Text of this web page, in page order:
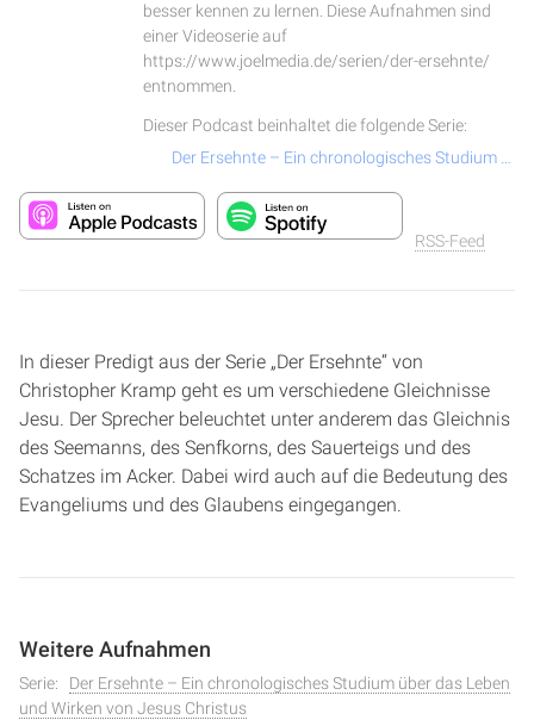
besser kennen zu lernen. Diese Aufnahmen sind
einer Videoserie auf
https://www.joelmedia.de/serien/der-ersehnte/
entnommen.
Dieser Podcast beinhaltet die folgende Serie:
RSS-Feed
In dieser Predigt aus der Serie „Der Ersehnte“ von
Christopher Kramp geht es um verschiedene Gleichnisse
Jesu. Der Sprecher beleuchtet unter anderem das Gleichnis
des Seemanns, des Senfkorns, des Sauerteigs und des
Schatzes im Acker. Dabei wird auch auf die Bedeutung des
Evangeliums und des Glaubens eingegangen.
Weitere Aufnahmen
Serie:
Der Ersehnte – Ein chronologisches Studium über das Leben
und Wirken von Jesus Christus